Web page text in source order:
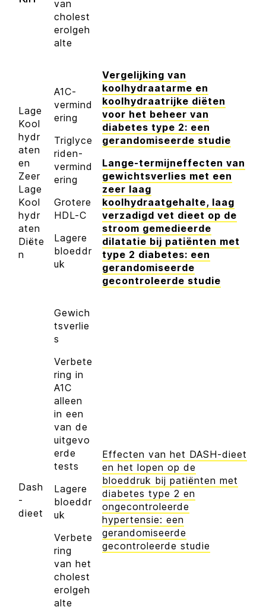
van
cholest
erolgeh
alte
Lage
Kool
hydr
aten
en
Zeer
Lage
Kool
hydr
aten
Diëte
n
A1C-
vermind
ering
Triglyce
riden-
vermind
ering
Grotere
HDL-C
Lagere
bloeddr
uk
Vergelijking van
koolhydraatarme en
koolhydraatrijke diëten
voor het beheer van
diabetes type 2: een
gerandomiseerde studie
Lange-termijneffecten van
gewichtsverlies met een
zeer laag
koolhydraatgehalte, laag
verzadigd vet dieet op de
stroom gemedieerde
dilatatie bij patiënten met
type 2 diabetes: een
gerandomiseerde
gecontroleerde studie
Dash
-
dieet
Gewich
tsverlie
s
Verbete
ring in
A1C
alleen
in een
van de
uitgevo
erde
tests
Lagere
bloeddr
uk
Verbete
ring
van het
cholest
erolgeh
alte
Effecten van het DASH-dieet
en het lopen op de
bloeddruk bij patiënten met
diabetes type 2 en
ongecontroleerde
hypertensie: een
gerandomiseerde
gecontroleerde studie